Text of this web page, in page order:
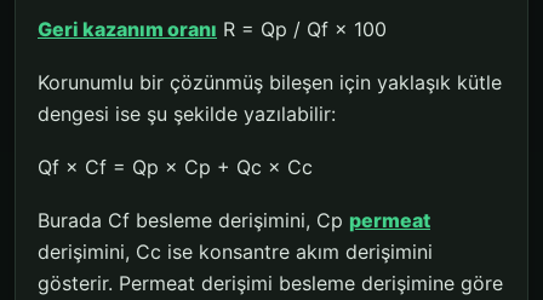
Geri kazanım oranı R = Qp / Qf × 100
Korunumlu bir çözünmüş bileşen için yaklaşık kütle
dengesi ise şu şekilde yazılabilir:
Qf × Cf = Qp × Cp + Qc × Cc
Burada Cf besleme derişimini, Cp permeat
derişimini, Cc ise konsantre akım derişimini
gösterir. Permeat derişimi besleme derişimine göre